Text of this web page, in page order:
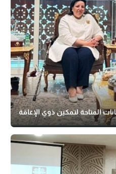
المتاحة لتمكين ذوي الإعاقة